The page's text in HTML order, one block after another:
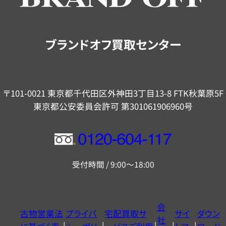
ブランドオフ買取センター
〒101-0021 東京都千代田区外神田3丁目13-8 FTK秋葉原5F
東京都公安委員会許可 第301061906960号
フ
ー
ヤ
受付時間 / 9:00～18:00
古物営業法 プライバ
宅配買取サ
会
社
サイ
ダウン